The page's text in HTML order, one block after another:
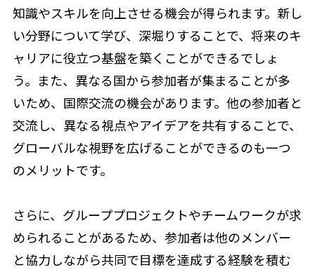
知識やスキルを向上させる機会が得られます。新し
い分野について学び、深堀りすることで、将来のキ
ャリアに役立つ基盤を築くことができるでしょ
う。また、異なる国から参加者が集まることが多
いため、国際交流の機会があります。他の参加者と
交流し、異なる視点やアイデアを共有することで、
グローバルな視野を広げることができるのも一つ
のメリットです。
さらに、グループプロジェクトやチームワークが求
められることがあるため、参加者は他のメンバー
と協力しながら共同で目標を達成する経験を積む